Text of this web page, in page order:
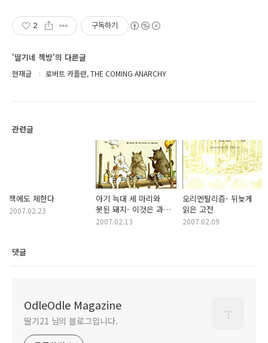
2 구독하기
'딸기네 책방'의 다른글
현재글 로버트 카플란, THE COMING ANARCHY
관련글
책에도 체한다
2007.02.23
아기 늑대 세 마리와
못된 돼지- 이것은 과연
정치적으로 올바른가?
2007.02.13
오리엔탈리즘- 뒤늦게
읽은 고전
2007.02.09
댓글
OdleOdle Magazine
딸기21 님의 블로그입니다.